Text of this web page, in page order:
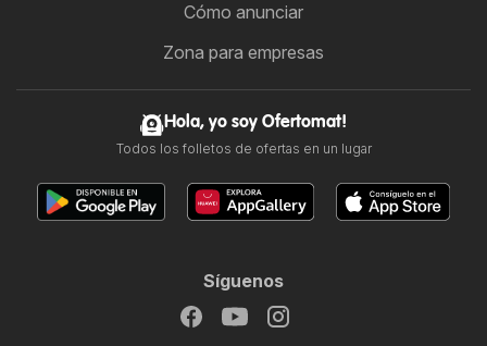
Cómo anunciar
Zona para empresas
Hola, yo soy Ofertomat!
Todos los folletos de ofertas en un lugar
Síguenos